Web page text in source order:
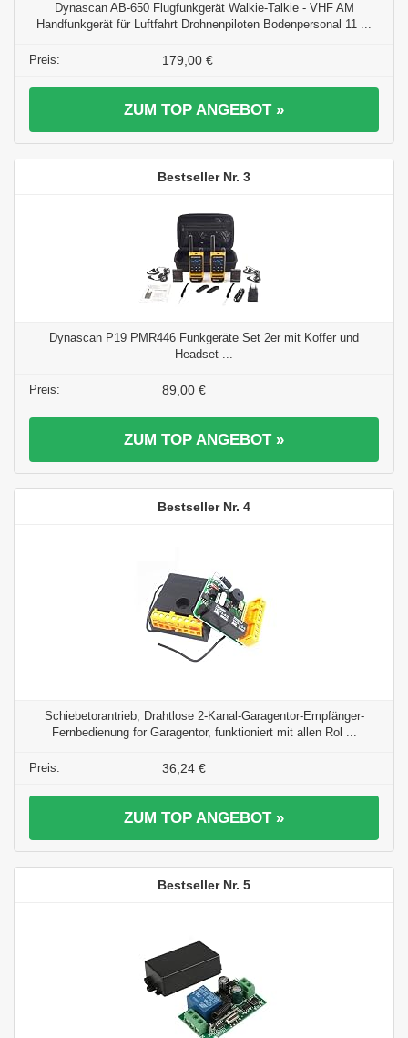
Dynascan AB-650 Flugfunkgerät Walkie-Talkie - VHF AM
Handfunkgerät für Luftfahrt Drohnenpiloten Bodenpersonal 11 ...
179,00 €
ZUM TOP ANGEBOT »
3
Dynascan P19 PMR446 Funkgeräte Set 2er mit Koffer und
Headset ...
89,00 €
ZUM TOP ANGEBOT »
4
Schiebetorantrieb, Drahtlose 2-Kanal-Garagentor-Empfänger-
Fernbedienung for Garagentor, funktioniert mit allen Rol ...
36,24 €
ZUM TOP ANGEBOT »
5